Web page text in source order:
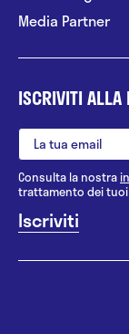
Media Partner
ISCRIVITI ALLA
Consulta la nostra
trattamento dei